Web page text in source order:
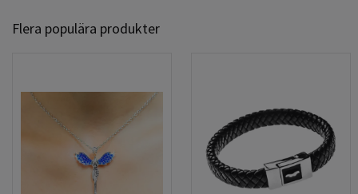
Flera populära produkter